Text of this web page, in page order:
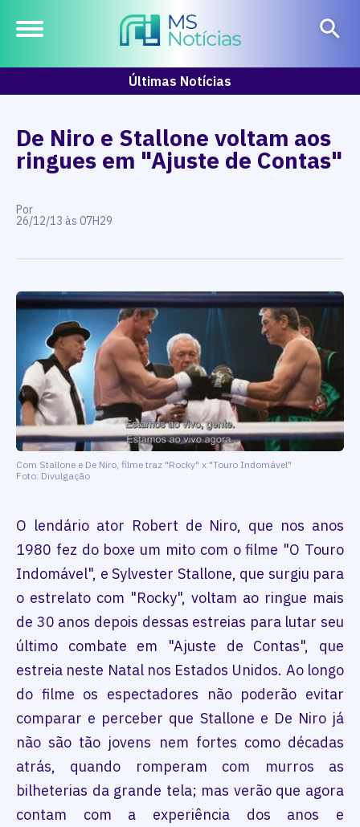
Últimas Notícias
De Niro e Stallone voltam aos
ringues em "Ajuste de Contas"
Por
26/12/13 às 07H29
Com Stallone e De Niro, filme traz "Rocky" x "Touro Indomável"
Foto: Divulgação
O lendário ator Robert de Niro, que nos anos
1980 fez do boxe um mito com o filme "O Touro
Indomável", e Sylvester Stallone, que surgiu para
o estrelato com "Rocky", voltam ao ringue mais
de 30 anos depois dessas estreias para lutar seu
último combate em "Ajuste de Contas", que
estreia neste Natal nos Estados Unidos. Ao longo
do filme os espectadores não poderão evitar
comparar e perceber que Stallone e De Niro já
não são tão jovens nem fortes como décadas
atrás, quando romperam com murros as
bilheterias da grande tela; mas verão que agora
contam com a experiência dos anos e